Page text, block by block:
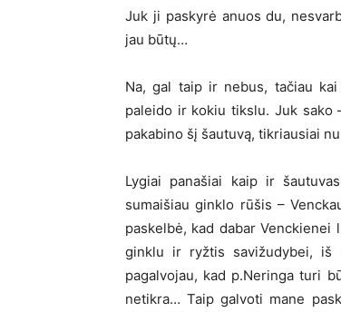
Juk ji paskyrė anuos du,
jau būtų…
Na, gal taip ir nebus, tačiau
paleido ir kokiu tikslu. Juk sako
pakabino šį šautuvą, tikriausiai
Lygiai panašiai kaip ir
sumaišiau ginklo rūšis –
paskelbė, kad dabar
ginklu ir ryžtis savižudybei,
pagalvojau, kad p.Neringa turi
netikra… Taip galvoti mane